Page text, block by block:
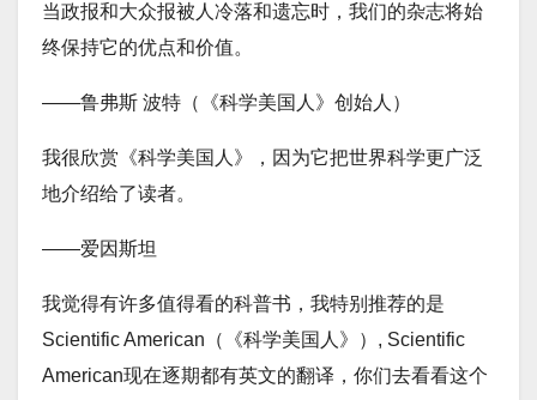
当政报和大众报被人冷落和遗忘时，我们的杂志将始
终保持它的优点和价值。
——鲁弗斯 波特（《科学美国人》创始人）
我很欣赏《科学美国人》，因为它把世界科学更广泛
地介绍给了读者。
——爱因斯坦
我觉得有许多值得看的科普书，我特别推荐的是
Scientific American（《科学美国人》）, Scientific
American现在逐期都有英文的翻译，你们去看看这个